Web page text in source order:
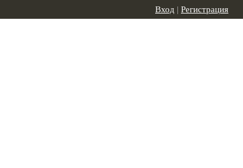
Вход | Регистрация